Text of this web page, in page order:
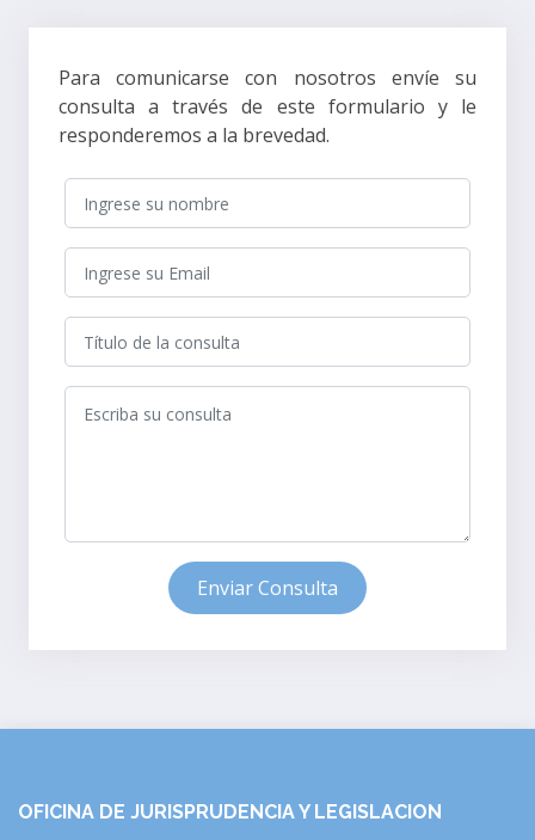
Para comunicarse con nosotros envíe su
consulta a través de este formulario y le
responderemos a la brevedad.
Enviar Consulta
OFICINA DE JURISPRUDENCIA Y LEGISLACION